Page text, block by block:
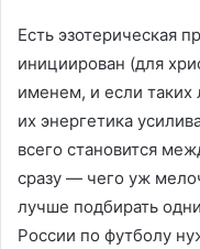
Есть эзотерическая
инициирован (для
именем, и если
их энергетика
всего становится
сразу — чего уж
лучше подбирать
России по футболу